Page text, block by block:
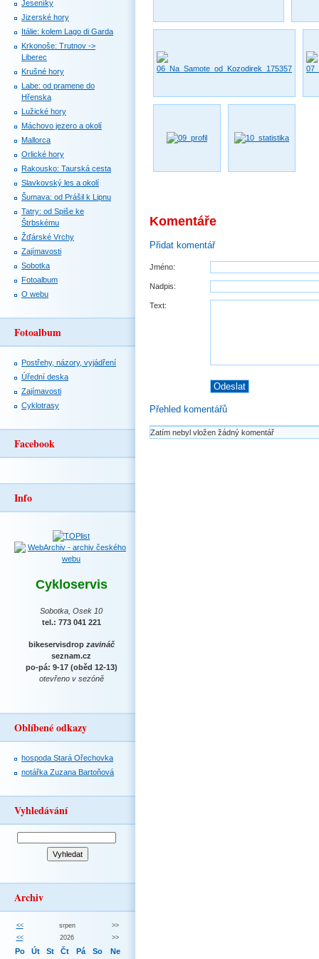
Komentáře
Přidat komentář
Jméno:
Nadpis:
Text:
Přehled komentářů
Zatím nebyl vložen žádný komentář
Jeseníky
Jizerské hory
Itálie: kolem Lago di Garda
Krkonoše: Trutnov ->
Liberec
Krušné hory
Labe: od pramene do
Hřenska
Lužické hory
Máchovo jezero a okolí
Mallorca
Orlické hory
Rakousko: Taurská cesta
Slavkovský les a okolí
Šumava: od Prášil k Lipnu
Tatry: od Spiše ke
Štrbskému
Žďárské Vrchy
Zajímavosti
Sobotka
Fotoalbum
O webu
Fotoalbum
Postřehy, názory, vyjádření
Úřední deska
Zajímavosti
Cyklotrasy
Facebook
Info
Cykloservis
Sobotka, Osek 10
tel.: 773 041 221
bikeservisdrop zavináč
seznam.cz
po-pá: 9-17 (oběd 12-13)
otevřeno v sezóně
Oblíbené odkazy
hospoda Stará Ořechovka
notářka Zuzana Bartoňová
Vyhledávání
Archiv
<< srpen
>>
<<
2026 >>
Po Út St Čt Pá So Ne